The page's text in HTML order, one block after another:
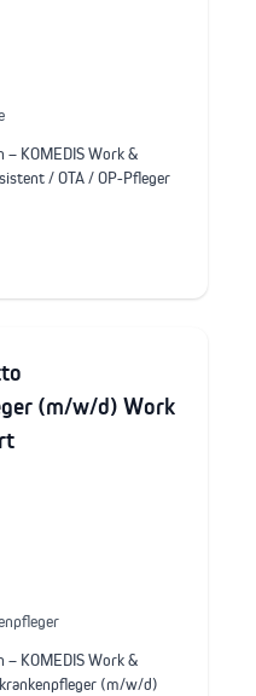
– KOMEDIS Work &
/ OTA / OP-Pfleger
(m/w/d) Work
– KOMEDIS Work &
(m/w/d)